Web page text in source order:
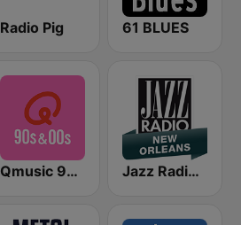
Radio Pig 61 BLUES
Qmusic 90's & 00's Jazz Radio New Orleans